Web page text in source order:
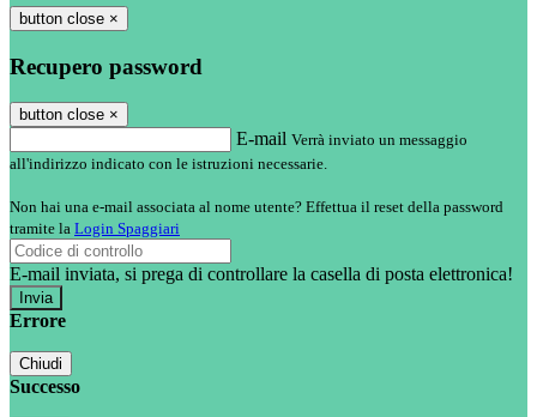
button close ×
Recupero password
button close ×
E-mail Verrà inviato un messaggio
all'indirizzo indicato con le istruzioni necessarie.
Non hai una e-mail associata al nome utente? Effettua il reset della password
tramite la Login Spaggiari
E-mail inviata, si prega di controllare la casella di posta elettronica!
Errore
Chiudi
Successo